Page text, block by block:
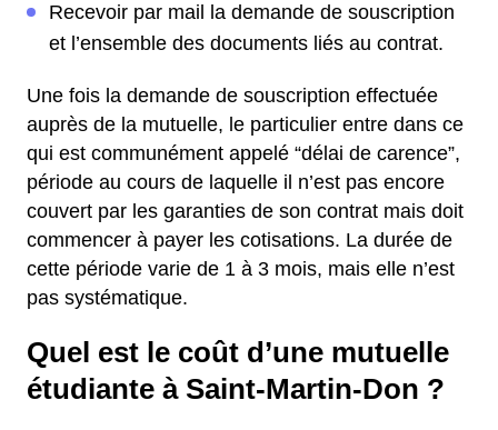
Recevoir par mail la demande de souscription
et l’ensemble des documents liés au contrat.
Une fois la demande de souscription effectuée
auprès de la mutuelle, le particulier entre dans ce
qui est communément appelé “délai de carence”,
période au cours de laquelle il n’est pas encore
couvert par les garanties de son contrat mais doit
commencer à payer les cotisations. La durée de
cette période varie de 1 à 3 mois, mais elle n’est
pas systématique.
Quel est le coût d’une mutuelle
étudiante à Saint-Martin-Don ?